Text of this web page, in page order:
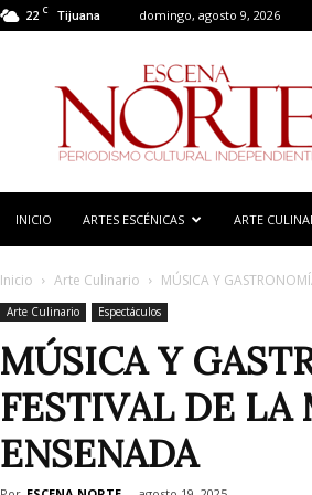
22 C Tijuana domingo, agosto 9, 2026
Norte
INICIO ARTES ESCÉNICAS ARTE
Inicio Arte Culinario MÚSICA Y
Arte Culinario Espectáculos
MÚSICA Y
FESTIVAL DE LA
ENSENADA